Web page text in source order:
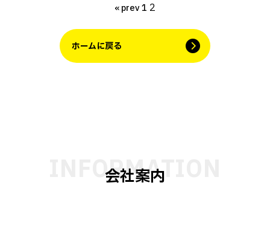
« prev1 2
ホームに戻る
会社案内